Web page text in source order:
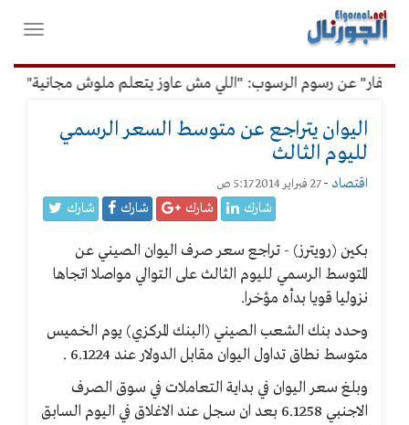
القائمة
الرئيسية
فتح
عن رسوم الرسوب: "اللي مش عاوز يتعلم ملوش مجانية"
اليوان يتراجع عن متوسط السعر الرسمي
لليوم الثالث
اقتصاد -27 فبراير 2014 5:17 ص
شارك شارك شارك شارك
بكين (رويترز) - تراجع سعر صرف اليوان الصيني عن
المتوسط الرسمي لليوم الثالث على التوالي مواصلا اتجاها
نزوليا قويا بدأه مؤخرا.
وحدد بنك الشعب الصيني (البنك المركزي) يوم الخميس
متوسط نطاق تداول اليوان مقابل الدولار عند 6.1224 .
وبلغ سعر اليوان في بداية التعاملات في سوق الصرف
الاجنبي 6.1258 بعد ان سجل عند الاغلاق في اليوم السابق